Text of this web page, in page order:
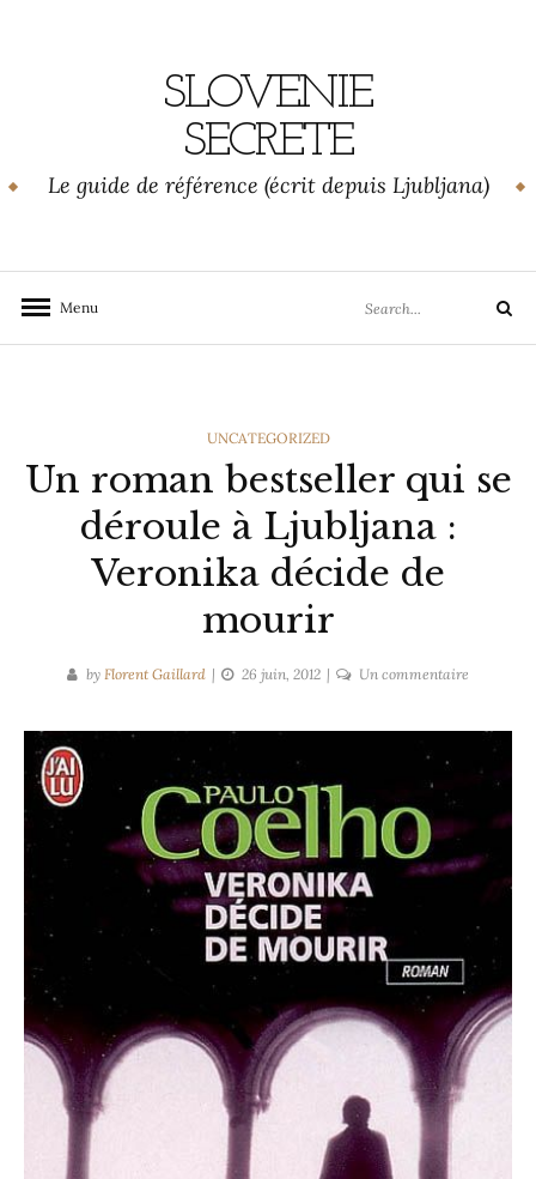
SLOVENIE
SECRETE
Le guide de référence (écrit depuis Ljubljana)
Menu
for:
Search
CATEGORIES
UNCATEGORIZED
Un roman bestseller qui se
déroule à Ljubljana :
Veronika décide de
mourir
by Florent Gaillard 26 juin, 2012 Un commentaire
bestseller
à
Ljubljana
décide
de
mourir